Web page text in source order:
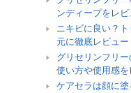
ンディープをレビ
ニキビに良い？
元に徹底レビュー
グリセリンフリ
使い方や使用感を
ケアセラは顔に